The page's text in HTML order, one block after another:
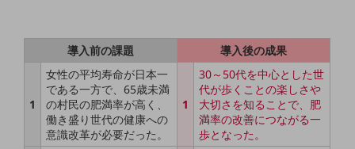
医療・介護
導入前の課題 導入後の成果
1
女性の平均寿命が日本一
である一方で、65歳未満
の村民の肥満率が高く、
働き盛り世代の健康への
意識改革が必要だった。
1
30～50代を中心とした世
代が歩くことの楽しさや
大切さを知ることで、肥
満率の改善につながる一
歩となった。